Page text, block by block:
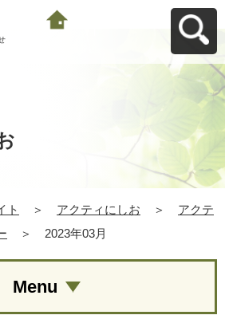
ト ＞ アクティにしお ＞
アクテ
＞ 2023年03月
Menu